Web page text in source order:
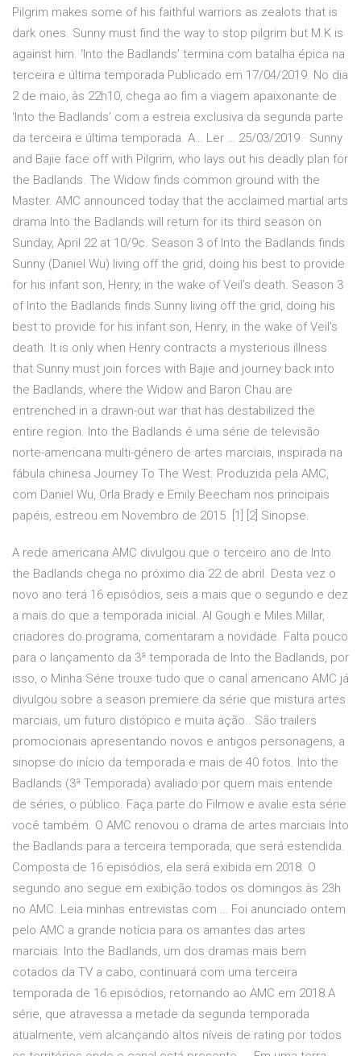
Pilgrim makes some of his faithful warriors as zealots that is
dark ones. Sunny must find the way to stop pilgrim but M.K is
against him. ‘Into the Badlands’ termina com batalha épica na
terceira e última temporada Publicado em 17/04/2019. No dia
2 de maio, às 22h10, chega ao fim a viagem apaixonante de
‘Into the Badlands’ com a estreia exclusiva da segunda parte
da terceira e última temporada. A… Ler … 25/03/2019 · Sunny
and Bajie face off with Pilgrim, who lays out his deadly plan for
the Badlands. The Widow finds common ground with the
Master. AMC announced today that the acclaimed martial arts
drama Into the Badlands will return for its third season on
Sunday, April 22 at 10/9c. Season 3 of Into the Badlands finds
Sunny (Daniel Wu) living off the grid, doing his best to provide
for his infant son, Henry, in the wake of Veil’s death. Season 3
of Into the Badlands finds Sunny living off the grid, doing his
best to provide for his infant son, Henry, in the wake of Veil's
death. It is only when Henry contracts a mysterious illness
that Sunny must join forces with Bajie and journey back into
the Badlands, where the Widow and Baron Chau are
entrenched in a drawn-out war that has destabilized the
entire region. Into the Badlands é uma série de televisão
norte-americana multi-género de artes marciais, inspirada na
fábula chinesa Journey To The West. Produzida pela AMC,
com Daniel Wu, Orla Brady e Emily Beecham nos principais
papéis, estreou em Novembro de 2015. [1] [2] Sinopse.
A rede americana AMC divulgou que o terceiro ano de Into
the Badlands chega no próximo dia 22 de abril. Desta vez o
novo ano terá 16 episódios, seis a mais que o segundo e dez
a mais do que a temporada inicial. Al Gough e Miles Millar,
criadores do programa, comentaram a novidade. Falta pouco
para o lançamento da 3ª temporada de Into the Badlands, por
isso, o Minha Série trouxe tudo que o canal americano AMC já
divulgou sobre a season premiere da série que mistura artes
marciais, um futuro distópico e muita ação.. São trailers
promocionais apresentando novos e antigos personagens, a
sinopse do início da temporada e mais de 40 fotos. Into the
Badlands (3ª Temporada) avaliado por quem mais entende
de séries, o público. Faça parte do Filmow e avalie esta série
você também. O AMC renovou o drama de artes marciais Into
the Badlands para a terceira temporada, que será estendida.
Composta de 16 episódios, ela será exibida em 2018. O
segundo ano segue em exibição todos os domingos às 23h
no AMC. Leia minhas entrevistas com … Foi anunciado ontem
pelo AMC a grande notícia para os amantes das artes
marciais: Into the Badlands, um dos dramas mais bem
cotados da TV a cabo, continuará com uma terceira
temporada de 16 episódios, retornando ao AMC em 2018.A
série, que atravessa a metade da segunda temporada
atualmente, vem alcançando altos níveis de rating por todos